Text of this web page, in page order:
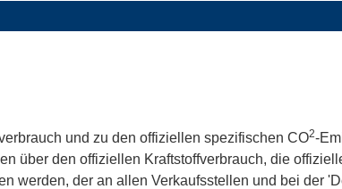
und zu den offiziellen spezifischen CO2-
über den offiziellen Kraftstoffverbrauch, die
werden, der an allen Verkaufsstellen und bei der